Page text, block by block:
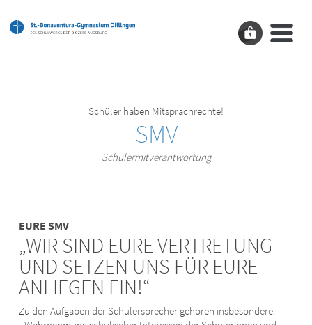
Schüler haben Mitsprachrechte!
SMV
Schülermitverantwortung
EURE SMV
„WIR SIND EURE VERTRETUNG
UND SETZEN UNS FÜR EURE
ANLIEGEN EIN!“
Zu den Aufgaben der Schülersprecher gehören insbesondere: